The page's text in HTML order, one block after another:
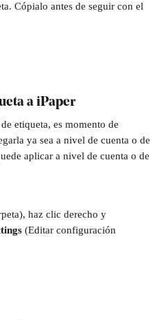
Cópialo antes de seguir con el
a iPaper
etiqueta, es momento de
ya sea a nivel de cuenta o de
aplicar a nivel de cuenta o de
haz clic derecho y
(Editar configuración